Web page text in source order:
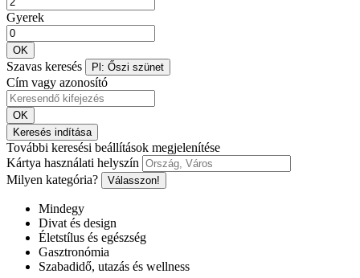
Gyerek
OK
Szavas keresés Pl: Őszi szünet
Cím vagy azonosító
OK
Keresés indítása
További keresési beállítások megjelenítése
Kártya használati helyszín
Milyen kategória?
Válasszon!
Mindegy
Divat és design
Életstílus és egészség
Gasztronómia
Szabadidő, utazás és wellness